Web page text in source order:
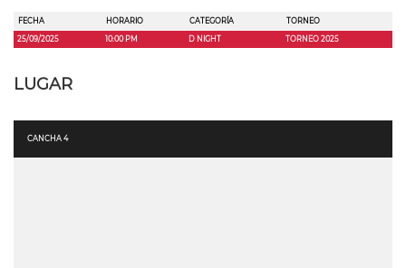
FECHA HORARIO CATEGORÍA
TORNEO
25/09/2025
10:00 PM D NIGHT TORNEO 2025
LUGAR
CANCHA 4